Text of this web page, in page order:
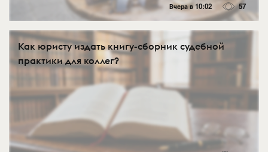
Вчера в 10:02 57
Как юристу издать книгу-сборник судебной
практики для коллег?